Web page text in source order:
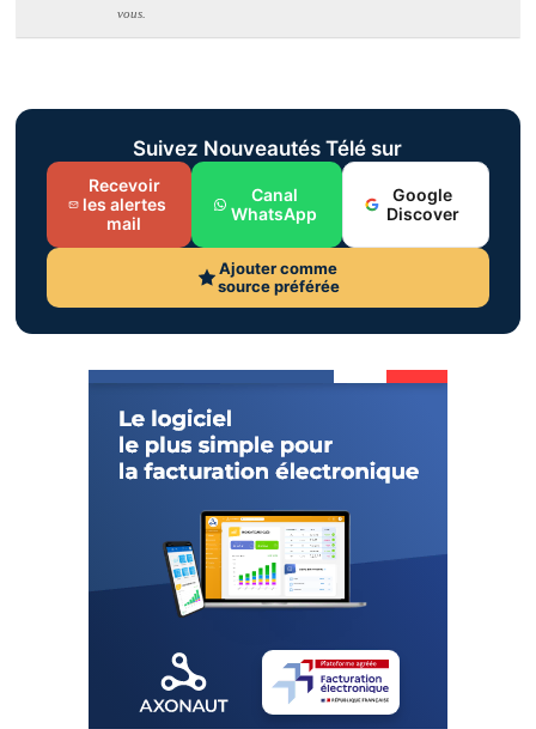
vous.
Suivez Nouveautés Télé sur
Recevoir
les alertes
mail
Canal
WhatsApp
Google
Discover
Ajouter comme
source préférée